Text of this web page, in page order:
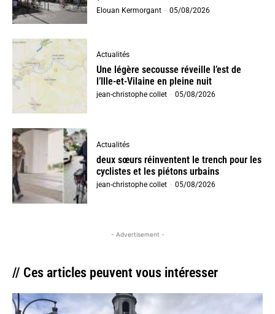
Elouan Kermorgant - 05/08/2026
Actualités
Une légère secousse réveille l’est de
l’Ille-et-Vilaine en pleine nuit
jean-christophe collet - 05/08/2026
Actualités
deux sœurs réinventent le trench pour les
cyclistes et les piétons urbains
jean-christophe collet - 05/08/2026
- Advertisement -
// Ces articles peuvent vous intéresser